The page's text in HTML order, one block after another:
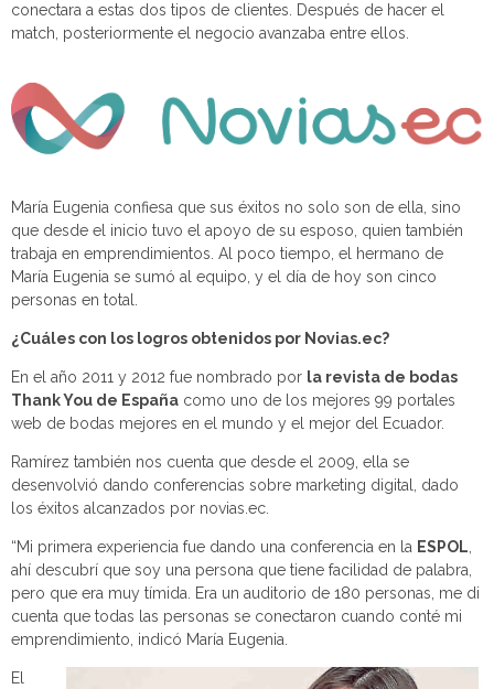
conectara a estas dos tipos de clientes. Después de hacer el
match, posteriormente el negocio avanzaba entre ellos.
María Eugenia confiesa que sus éxitos no solo son de ella, sino
que desde el inicio tuvo el apoyo de su esposo, quien también
trabaja en emprendimientos. Al poco tiempo, el hermano de
María Eugenia se sumó al equipo, y el día de hoy son cinco
personas en total.
¿Cuáles con los logros obtenidos por Novias.ec?
En el año 2011 y 2012 fue nombrado por la revista de bodas
Thank You de España como uno de los mejores 99 portales
web de bodas mejores en el mundo y el mejor del Ecuador.
Ramírez también nos cuenta que desde el 2009, ella se
desenvolvió dando conferencias sobre marketing digital, dado
los éxitos alcanzados por novias.ec.
“Mi primera experiencia fue dando una conferencia en la ESPOL,
ahí descubrí que soy una persona que tiene facilidad de palabra,
pero que era muy tímida. Era un auditorio de 180 personas, me di
cuenta que todas las personas se conectaron cuando conté mi
emprendimiento, indicó María Eugenia.
El